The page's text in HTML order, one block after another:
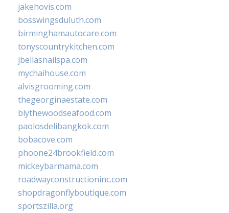
jakehovis.com
bosswingsduluth.com
birminghamautocare.com
tonyscountrykitchen.com
jbellasnailspa.com
mychaihouse.com
alvisgrooming.com
thegeorginaestate.com
blythewoodseafood.com
paolosdelibangkok.com
bobacove.com
phoone24brookfield.com
mickeybarmama.com
roadwayconstructioninc.com
shopdragonflyboutique.com
sportszilla.org